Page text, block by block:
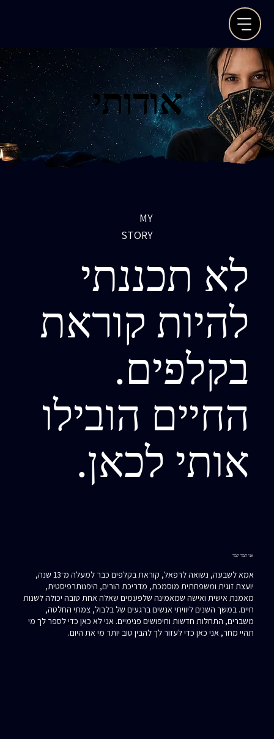
אודותי
אודותי
MY
STORY
לא תכננתי
להיות קוראת
בקלפים.
החיים הובילו
אותי לכאן.
אני תמר קמר
אמא לשבעה, נשואה לרפאל, קוראת בקלפים כבר למעלה מ־13 שנה,
יועצת זוגית ומשפחתית מוסמכת, מדריכת הורים, היפנותרפיסטית,
מאמנת אישית ואישה שמאמינה שלפעמים שאלה אחת טובה יכולה לשנות
חיים. במשך השנים ליוויתי אנשים ברגעים של בלבול, צמתי החלטה,
משברים, התחלות חדשות וחיפושים פנימיים. אני לא כאן כדי לספר לך מי
תהיי מחר, אני כאן כדי לעזור לך להבין טוב יותר מי את היום.